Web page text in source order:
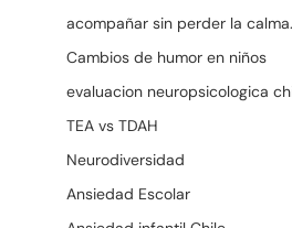
acompañar sin perder la calma.
Cambios de humor en niños
evaluacion neuropsicologica
TEA vs TDAH
Neurodiversidad
Ansiedad Escolar